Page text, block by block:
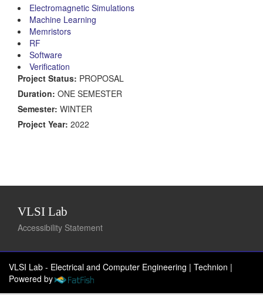
Electromagnetic Simulations
Machine Learning
Memristors
RF
Software
Verification
Project Status: PROPOSAL
Duration: ONE SEMESTER
Semester: WINTER
Project Year: 2022
VLSI Lab
Accessibility Statement
VLSI Lab - Electrical and Computer Engineering | Technion |
Powered by